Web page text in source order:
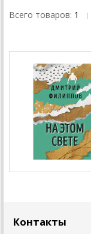
Всего товаров: 1 |
Контакты